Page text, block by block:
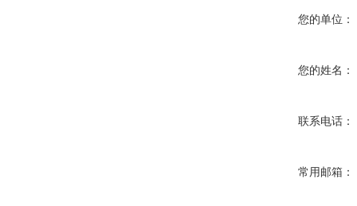
您的单位：
您的姓名：
联系电话：
常用邮箱：